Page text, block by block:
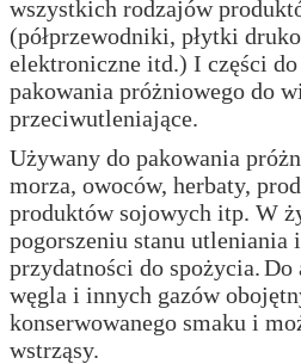
wszystkich rodzajów
(półprzewodniki, płytki
elektroniczne itd.) I części
pakowania próżniowego do
przeciwutleniające.
Używany do pakowania
morza, owoców, herbaty,
produktów sojowych itp. W
pogorszeniu stanu utleniania
przydatności do spożycia.Do
węgla i innych gazów
konserwowanego smaku i
wstrząsy.